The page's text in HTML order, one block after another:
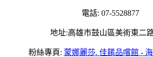
電話: 07-5528877
地址:高雄市鼓山區美術東二
粉絲專頁: 蒙娜麗莎. 佳餚品嚐館 -